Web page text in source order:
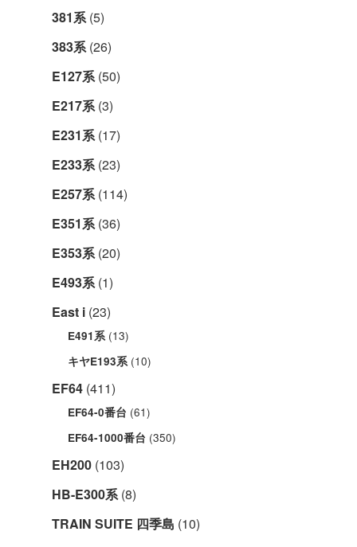
381系 (5)
383系 (26)
E127系 (50)
E217系 (3)
E231系 (17)
E233系 (23)
E257系 (114)
E351系 (36)
E353系 (20)
E493系 (1)
East i (23)
E491系 (13)
キヤE193系 (10)
EF64 (411)
EF64-0番台 (61)
EF64-1000番台 (350)
EH200 (103)
HB-E300系 (8)
TRAIN SUITE 四季島 (10)